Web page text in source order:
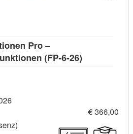
Pro –
(FP-6-26)
€ 366,00